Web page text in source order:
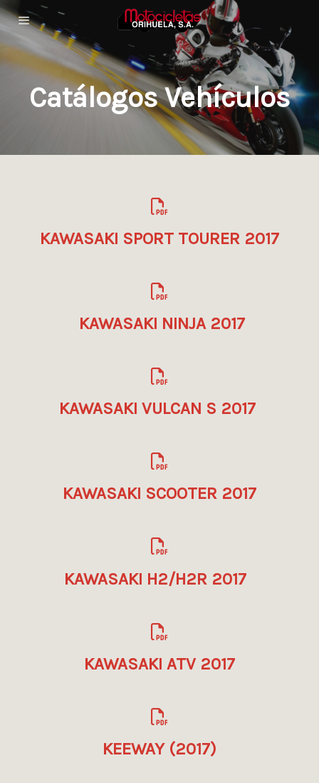
Catálogos Vehículos
KAWASAKI SPORT TOURER 2017
KAWASAKI NINJA 2017
KAWASAKI VULCAN S 2017
KAWASAKI SCOOTER 2017
KAWASAKI H2/H2R 2017
KAWASAKI ATV 2017
KEEWAY (2017)